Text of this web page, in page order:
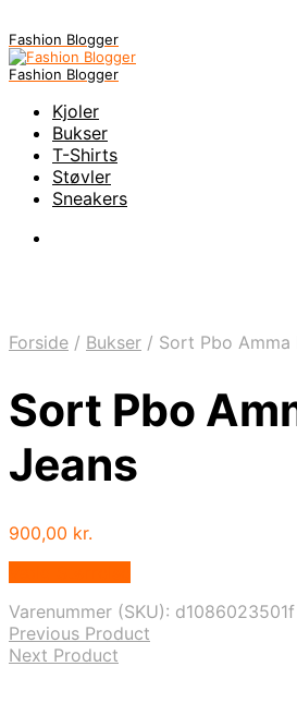
Fashion Blogger
Fashion Blogger
Kjoler
Bukser
T-Shirts
Støvler
Sneakers
Forside / Bukser / Sort Pbo Amma
Sort Pbo
Jeans
900,00 kr.
Varenummer (SKU): d1086023501f
Previous Product
Next Product